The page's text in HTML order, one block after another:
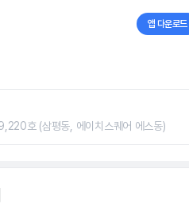
앱 다운로드
호 (삼평동, 에이치스퀘어 에스동)